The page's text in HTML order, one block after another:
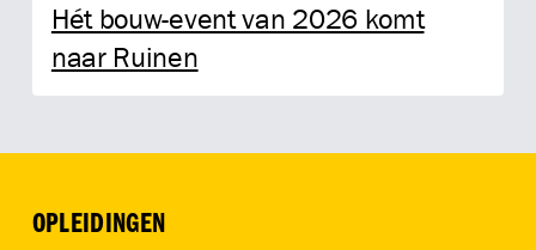
Hét bouw-event van 2026 komt
naar Ruinen
OPLEIDINGEN